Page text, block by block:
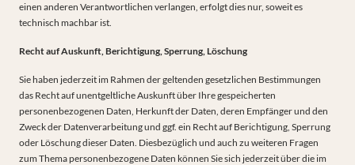
einen anderen Verantwortlichen verlangen, erfolgt dies nur, soweit es
technisch machbar ist.
Recht auf Auskunft, Berichtigung, Sperrung, Löschung
Sie haben jederzeit im Rahmen der geltenden gesetzlichen Bestimmungen
das Recht auf unentgeltliche Auskunft über Ihre gespeicherten
personenbezogenen Daten, Herkunft der Daten, deren Empfänger und den
Zweck der Datenverarbeitung und ggf. ein Recht auf Berichtigung, Sperrung
oder Löschung dieser Daten. Diesbezüglich und auch zu weiteren Fragen
zum Thema personenbezogene Daten können Sie sich jederzeit über die im